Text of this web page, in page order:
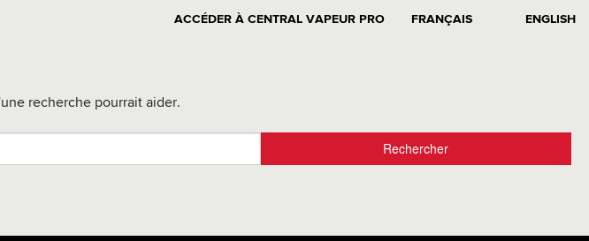
ACCÉDER À CENTRAL VAPEUR PRO FRANÇAIS ENGLISH
recherche pourrait aider.